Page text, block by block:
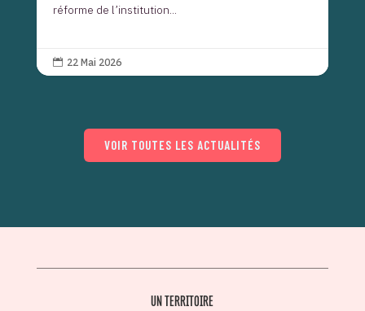
réforme de l’institution...
 22 Mai 2026
VOIR TOUTES LES ACTUALITÉS
UN TERRITOIRE